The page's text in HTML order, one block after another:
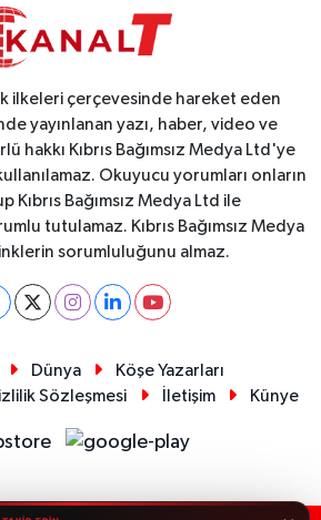
ilkeleri çerçevesinde hareket eden
yayınlanan yazı, haber, video ve
hakkı Kıbrıs Bağımsız Medya Ltd'ye
Okuyucu yorumları onların
Kıbrıs Bağımsız Medya Ltd ile
tutulamaz. Kıbrıs Bağımsız Medya
sorumluluğunu almaz.
Dünya
Köşe Yazarları
Sözleşmesi İletişim Künye